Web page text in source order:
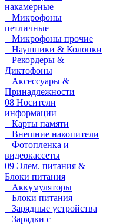
накамерные
Микрофоны
петличные
Микрофоны прочие
Наушники & Колонки
Рекордеры &
Диктофоны
Аксессуары &
Принадлежности
08 Носители
информации
Карты памяти
Внешние накопители
Фотопленка и
видеокассеты
09 Элем. питания &
Блоки питания
Аккумуляторы
Блоки питания
Зарядные устройства
Зарядки с